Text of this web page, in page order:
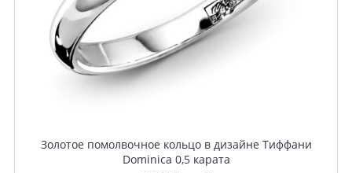
Золотое помолвочное кольцо в дизайне Тиффани
Dominica 0,5 карата